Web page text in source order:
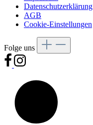
Datenschutzerklärung
AGB
Cookie-Einstellungen
Folge uns